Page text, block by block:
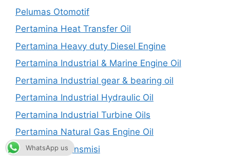
Pelumas Otomotif
Pertamina Heat Transfer Oil
Pertamina Heavy duty Diesel Engine
Pertamina Industrial & Marine Engine Oil
Pertamina Industrial gear & bearing oil
Pertamina Industrial Hydraulic Oil
Pertamina Industrial Turbine Oils
Pertamina Natural Gas Engine Oil
Pertamina Transmisi
WhatsApp us